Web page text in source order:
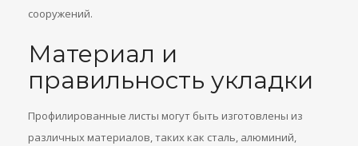
сооружений.
Материал и
правильность укладки
Профилированные листы могут быть изготовлены из
различных материалов, таких как сталь, алюминий,